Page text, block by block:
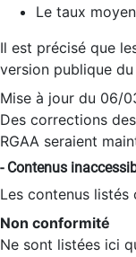
Le taux
Il est précisé que
version publique du
Mise à jour du 06/
Des corrections
RGAA seraient
- Contenus
Les contenus listés
Non conformité
Ne sont listées ici